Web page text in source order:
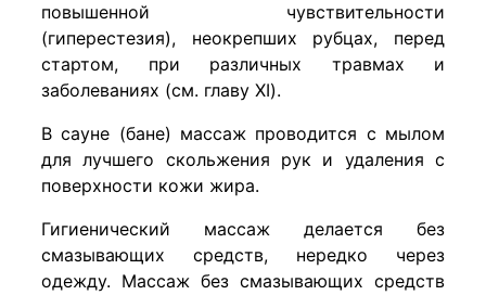
повышенной чувствительности
(гиперестезия), неокрепших рубцах, перед
стартом, при различных травмах и
заболеваниях (см. главу XI).
В сауне (бане) массаж проводится с мылом
для лучшего скольжения рук и удаления с
поверхности кожи жира.
Гигиенический массаж делается без
смазывающих средств, нередко через
одежду. Массаж без смазывающих средств